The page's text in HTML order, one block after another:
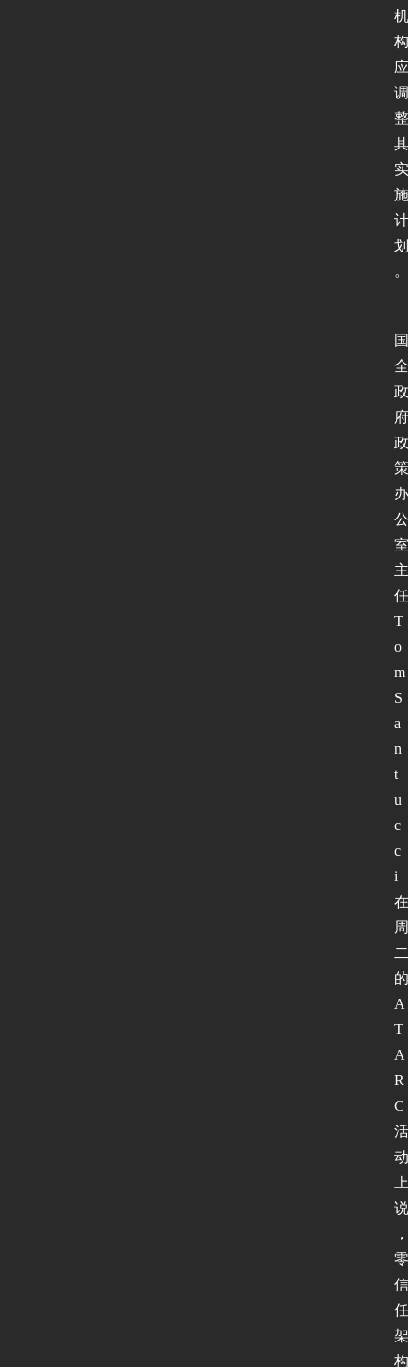
机
构
应
调
整
其
实
施
计
划
。
国
全
政
府
政
策
办
公
室
主
任
T
o
m
S
a
n
t
u
c
c
i
在
周
二
的
A
T
A
R
C
活
动
上
说
，
零
信
任
架
构